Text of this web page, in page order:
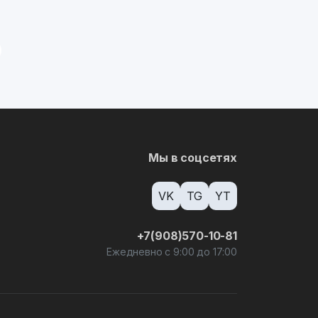
Мы в соцсетях
VK TG YT
+7(908)570-10-81
Ежедневно с 9:00 до 17:00